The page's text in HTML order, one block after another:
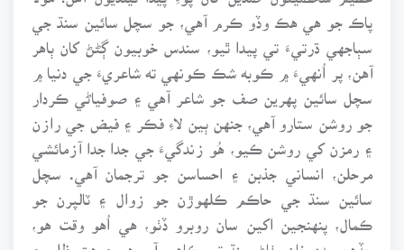
پاڪ جو هي هڪ وڏو ڪرم آهي، جو سچل سائين سنڌ جي
سٻاجهي ڌرتيءَ تي پيدا ٿيو، سندس خوبيون ڳڻڻ کان ٻاهر
آهن، پر اُنهيءَ ۾ ڪوبه شڪ ڪونهي ته شاعريءَ جي دنيا ۾
سچل سائين پهرين صف جو شاعر آهي ۽ صوفياڻي ڪردار
جو روشن ستارو آهي، جنهن ٻين لاءِ فڪر ۽ فيض جي رازن
۽ رمزن کي روشن ڪيو، هُو زندگيءَ جي جدا جدا آزمائشي
مرحلن، انساني جذبن ۽ احساسن جو ترجمان آهي. سچل
سائين سنڌ جي حاڪم ڪلهوڙن جو زوال ۽ ٽالپرن جو
ڪمال، پنهنجين اکين سان روبرو ڏٺو، هي اُهو وقت هو،
جڏهن مدد خان پٺاڻ سنڌ تي ڪاهي آيو هو ۽ هت ظلم ۽